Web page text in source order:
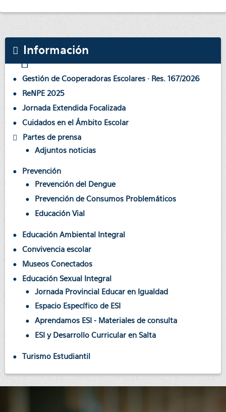
Información
Gestión de Cooperadoras Escolares · Res. 167/2026
ReNPE 2025
Jornada Extendida Focalizada
Cuidados en el Ámbito Escolar
Partes de prensa
Adjuntos noticias
Prevención
Prevención del Dengue
Prevención de Consumos Problemáticos
Educación Vial
Educación Ambiental Integral
Convivencia escolar
Museos Conectados
Educación Sexual Integral
Jornada Provincial Educar en Igualdad
Espacio Específico de ESI
Aprendamos ESI - Materiales de consulta
ESI y Desarrollo Curricular en Salta
Turismo Estudiantil